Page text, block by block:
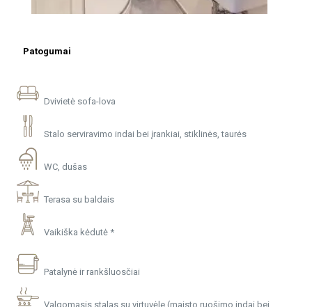
Patogumai
Dvivietė sofa-lova
Stalo serviravimo indai bei įrankiai, stiklinės, taurės
WC, dušas
Terasa su baldais
Vaikiška kėdutė *
Patalynė ir rankšluosčiai
Valgomasis stalas su virtuvėle (maisto ruošimo indai bei